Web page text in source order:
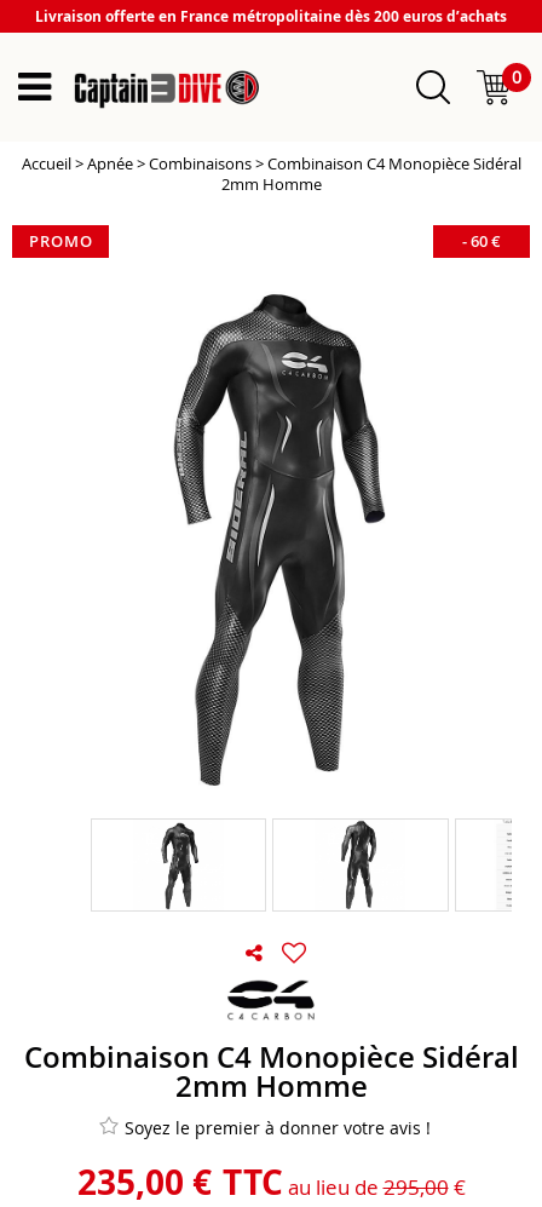
Livraison offerte en France métropolitaine dès 200 euros d’achats
0
Accueil >Apnée >Combinaisons >Combinaison C4 Monopièce Sidéral
2mm Homme
PROMO -60€
Combinaison C4 Monopièce Sidéral
2mm Homme
Soyez le premier à donner votre avis !
235,00 € TTC au lieu de295,00€